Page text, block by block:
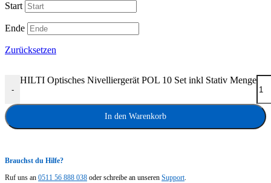
Start
Ende
Zurücksetzen
-
HILTI Optisches Nivelliergerät POL 10 Set inkl Stativ Menge
In den Warenkorb
Brauchst du Hilfe?
Ruf uns an 0511 56 888 038 oder schreibe an unseren Support.